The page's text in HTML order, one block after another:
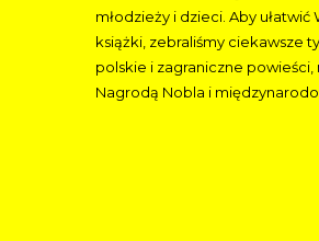
młodzieży i dzieci. Aby
książki, zebraliśmy ciekawsze
polskie i zagraniczne
Nagrodą Nobla i